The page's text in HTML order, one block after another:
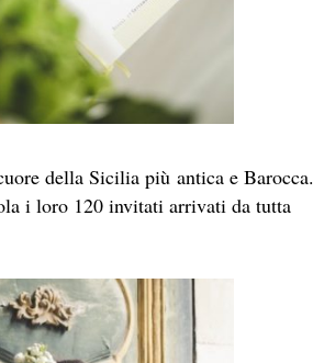
della Sicilia più antica e Barocca.
i loro 120 invitati arrivati da tutta